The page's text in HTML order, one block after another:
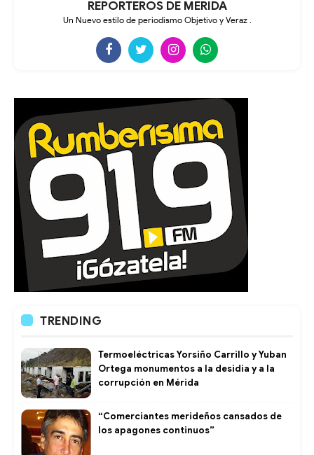
REPORTEROS DE MÉRIDA
Un Nuevo estilo de periodismo Objetivo y Veraz .
TRENDING
Termoeléctricas Yorsiño Carrillo y Yuban
Ortega monumentos a la desidia y a la
corrupción en Mérida
“Comerciantes merideños cansados de
los apagones continuos”